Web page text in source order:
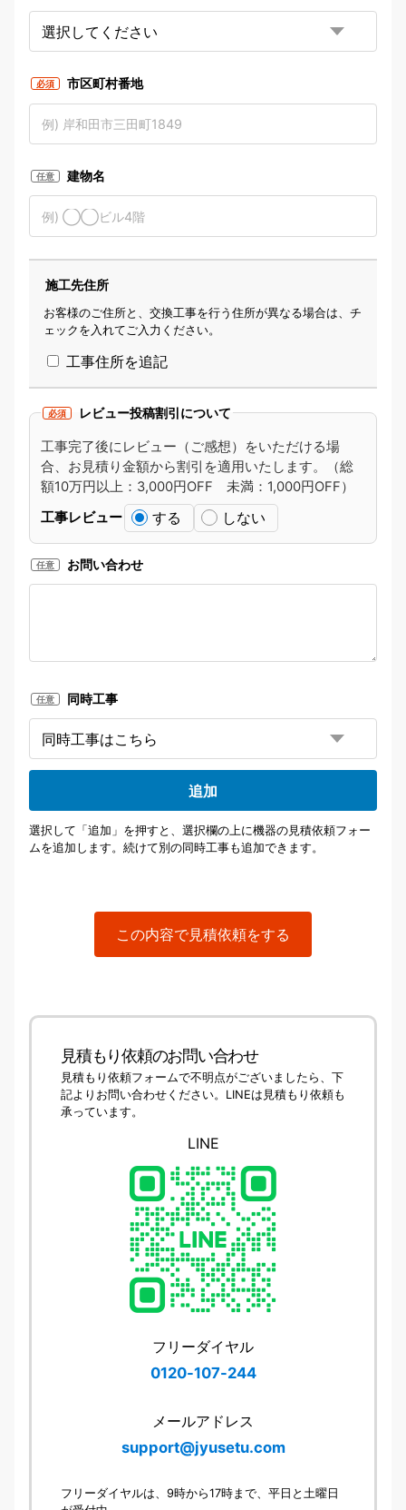
見積もり依頼のお問い合わせ
見積もり依頼フォームで不明点がございましたら、下
記よりお問い合わせください。LINEは見積もり依頼も
承っています。
LINE
フリーダイヤル
0120-107-244
メールアドレス
support@jyusetu.com
フリーダイヤルは、9時から17時まで、平日と土曜日
必須 市区町村番地
任意 建物名
施工先住所
お客様のご住所と、交換工事を行う住所が異なる場合は、チ
ェックを入れてご入力ください。
工事住所を追記
必須 レビュー投稿割引について
工事完了後にレビュー（ご感想）をいただける場
合、お見積り金額から割引を適用いたします。（総
額10万円以上：3,000円OFF 未満：1,000円OFF）
工事レビュー する しない
任意 お問い合わせ
任意 同時工事
追加
選択して「追加」を押すと、選択欄の上に機器の見積依頼フォー
ムを追加します。続けて別の同時工事も追加できます。
この内容で見積依頼をする